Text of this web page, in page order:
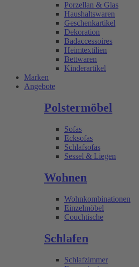
Porzellan & Glas
Haushaltswaren
Geschenkartikel
Dekoration
Badaccessoires
Heimtextilien
Bettwaren
Kinderartikel
Marken
Angebote
Polstermöbel
Sofas
Ecksofas
Schlafsofas
Sessel & Liegen
Wohnen
Wohnkombinationen
Einzelmöbel
Couchtische
Schlafen
Schlafzimmer